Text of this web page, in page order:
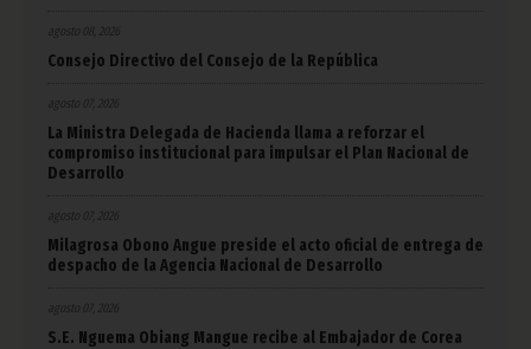
agosto 08, 2026
Consejo Directivo del Consejo de la República
agosto 07, 2026
La Ministra Delegada de Hacienda llama a reforzar el
compromiso institucional para impulsar el Plan Nacional de
Desarrollo
agosto 07, 2026
Milagrosa Obono Angue preside el acto oficial de entrega de
despacho de la Agencia Nacional de Desarrollo
agosto 07, 2026
S.E. Nguema Obiang Mangue recibe al Embajador de Corea